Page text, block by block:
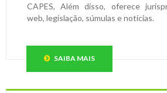
CAPES, Além disso, oferece
web, legislação, súmulas e notícias.
SAIBA MAIS